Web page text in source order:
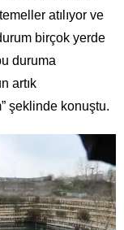
atılıyor ve
birçok yerde
duruma
artık
şeklinde konuştu.